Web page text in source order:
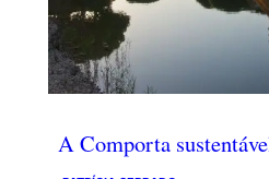
A Comporta